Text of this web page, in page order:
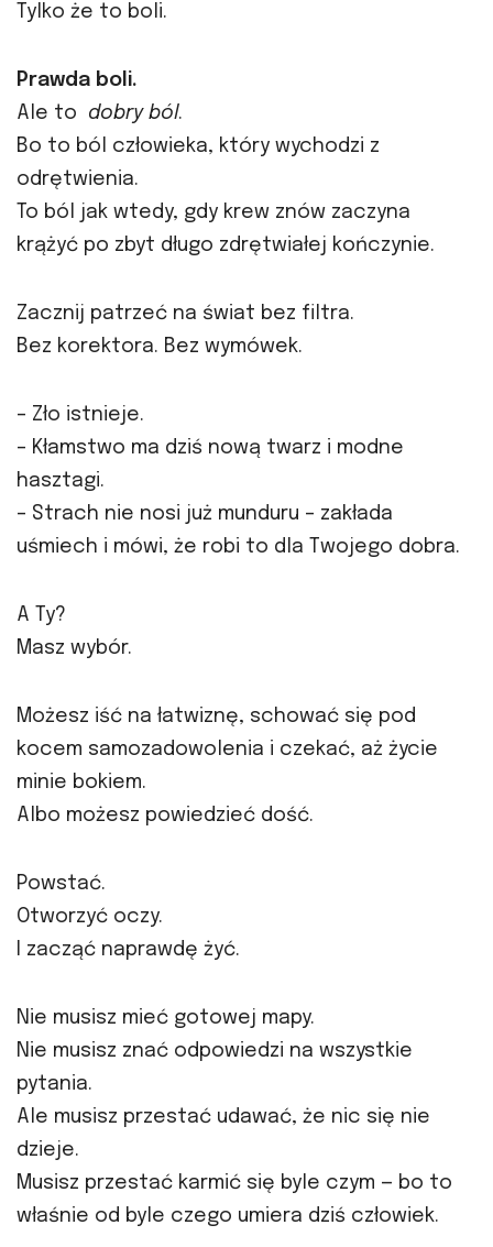
Tylko że to boli.
Prawda boli.
Ale to
dobry ból.
Bo to ból człowieka, który wychodzi z
odrętwienia.
To ból jak wtedy, gdy krew znów zaczyna
krążyć po zbyt długo zdrętwiałej kończynie.
Zacznij patrzeć na świat bez filtra.
Bez korektora. Bez wymówek.
– Zło istnieje.
– Kłamstwo ma dziś nową twarz i modne
hasztagi.
– Strach nie nosi już munduru – zakłada
uśmiech i mówi, że robi to dla Twojego dobra.
A Ty?
Masz wybór.
Możesz iść na łatwiznę, schować się pod
kocem samozadowolenia i czekać, aż życie
minie bokiem.
Albo możesz powiedzieć dość.
Powstać.
Otworzyć oczy.
I zacząć naprawdę żyć.
Nie musisz mieć gotowej mapy.
Nie musisz znać odpowiedzi na wszystkie
pytania.
Ale musisz przestać udawać, że nic się nie
dzieje.
Musisz przestać karmić się byle czym — bo to
właśnie od byle czego umiera dziś człowiek.